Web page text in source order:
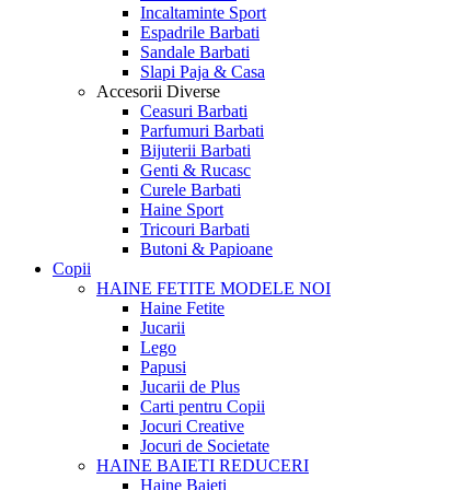
Incaltaminte Sport
Espadrile Barbati
Sandale Barbati
Slapi Paja & Casa
Accesorii Diverse
Ceasuri Barbati
Parfumuri Barbati
Bijuterii Barbati
Genti & Rucasc
Curele Barbati
Haine Sport
Tricouri Barbati
Butoni & Papioane
Copii
HAINE FETITE MODELE NOI
Haine Fetite
Jucarii
Lego
Papusi
Jucarii de Plus
Carti pentru Copii
Jocuri Creative
Jocuri de Societate
HAINE BAIETI REDUCERI
Haine Baieti